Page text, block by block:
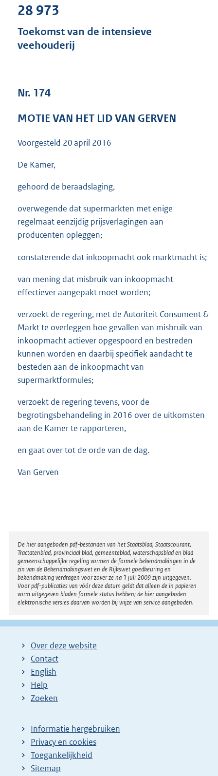
d
s
:
28 973
Toekomst van de intensieve
veehouderij
Nr. 174
MOTIE VAN HET LID VAN GERVEN
Voorgesteld 20 april 2016
De Kamer,
gehoord de beraadslaging,
overwegende dat supermarkten met enige
regelmaat eenzijdig prijsverlagingen aan
producenten opleggen;
constaterende dat inkoopmacht ook marktmacht is;
van mening dat misbruik van inkoopmacht
effectiever aangepakt moet worden;
verzoekt de regering, met de Autoriteit Consument &
Markt te overleggen hoe gevallen van misbruik van
inkoopmacht actiever opgespoord en bestreden
kunnen worden en daarbij specifiek aandacht te
besteden aan de inkoopmacht van
supermarktformules;
verzoekt de regering tevens, voor de
begrotingsbehandeling in 2016 over de uitkomsten
aan de Kamer te rapporteren,
en gaat over tot de orde van de dag.
Van Gerven
Disclaimer
De hier aangeboden pdf-bestanden van het Staatsblad, Staatscourant,
Tractatenblad, provinciaal blad, gemeenteblad, waterschapsblad en blad
gemeenschappelijke regeling vormen de formele bekendmakingen in de
zin van de Bekendmakingswet en de Rijkswet goedkeuring en
bekendmaking verdragen voor zover ze na 1 juli 2009 zijn uitgegeven.
Voor pdf-publicaties van vóór deze datum geldt dat alleen de in papieren
vorm uitgegeven bladen formele status hebben; de hier aangeboden
elektronische versies daarvan worden bij wijze van service aangeboden.
Over deze website
Contact
English
Help
Zoeken
Informatie hergebruiken
Privacy en cookies
Toegankelijkheid
Sitemap